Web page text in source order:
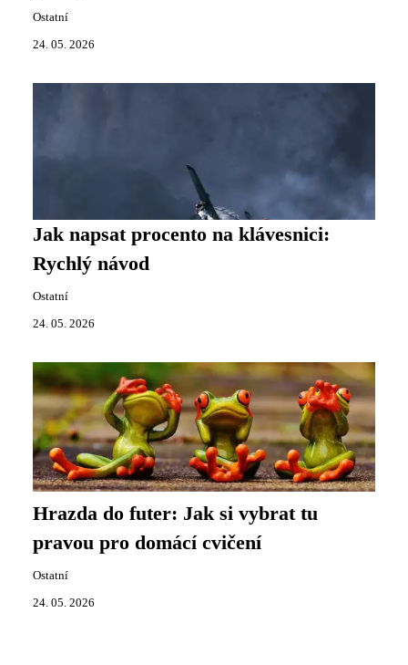
Ostatní
24. 05. 2026
Jak napsat procento na klávesnici:
Rychlý návod
Ostatní
24. 05. 2026
Hrazda do futer: Jak si vybrat tu
pravou pro domácí cvičení
Ostatní
24. 05. 2026